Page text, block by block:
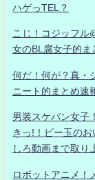
ハゲっTEL？
こじ！コジッフル
女のBL腐女子的ま
何だ！何が？真
ニート的まとめ速
男装スケバン女子
きっ!！ビー玉の
しろ動画まで取り
ロボットアニメ！